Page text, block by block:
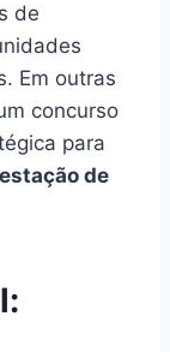
de
Em outras
concurso
para
de